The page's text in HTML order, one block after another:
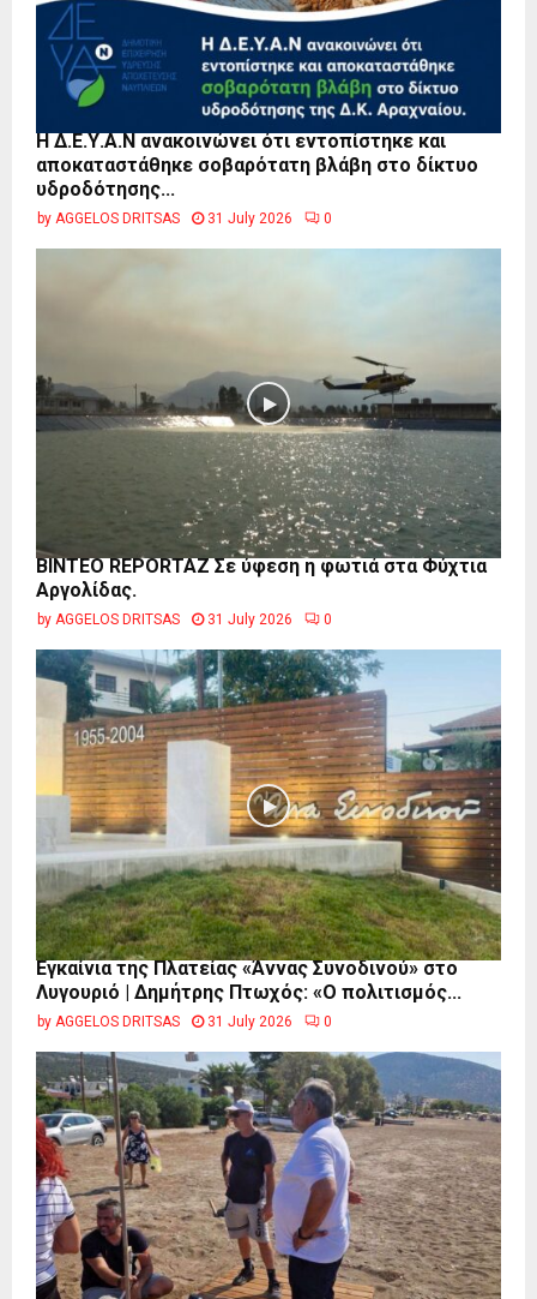
Η Δ.Ε.Υ.Α.Ν ανακοινώνει ότι εντοπίστηκε και
αποκαταστάθηκε σοβαρότατη βλάβη στο δίκτυο
υδροδότησης...
by AGGELOS DRITSAS 31 July 2026 0
BINTEO REPORTAZ Σε ύφεση η φωτιά στα Φύχτια
Αργολίδας.
by AGGELOS DRITSAS 31 July 2026 0
Εγκαίνια της Πλατείας «Άννας Συνοδινού» στο
Λυγουριό | Δημήτρης Πτωχός: «Ο πολιτισμός...
by AGGELOS DRITSAS 31 July 2026 0